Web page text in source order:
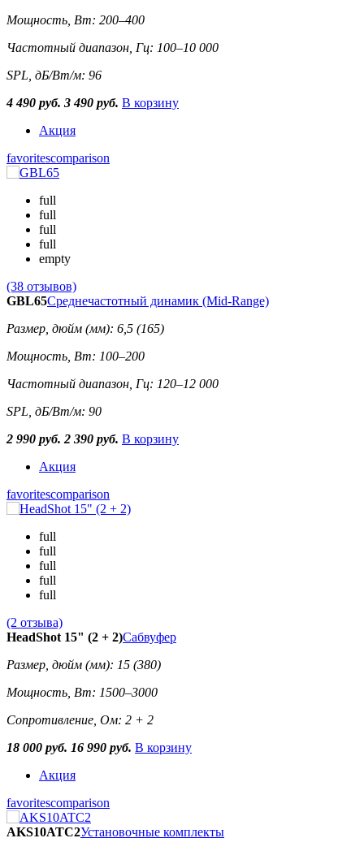
Мощность, Вт: 200–400
Частотный диапазон, Гц: 100–10 000
SPL, дБ/Вт/м: 96
4 490 руб. 3 490 руб. В корзину
Акция
favoritescomparison
full
full
full
full
empty
(38 отзывов)
GBL65Среднечастотный динамик (Mid-Range)
Размер, дюйм (мм): 6,5 (165)
Мощность, Вт: 100–200
Частотный диапазон, Гц: 120–12 000
SPL, дБ/Вт/м: 90
2 990 руб. 2 390 руб. В корзину
Акция
favoritescomparison
full
full
full
full
full
(2 отзыва)
HeadShot 15" (2 + 2)Сабвуфер
Размер, дюйм (мм): 15 (380)
Мощность, Вт: 1500–3000
Сопротивление, Ом: 2 + 2
18 000 руб. 16 990 руб. В корзину
Акция
favoritescomparison
AKS10ATC2Установочные комплекты